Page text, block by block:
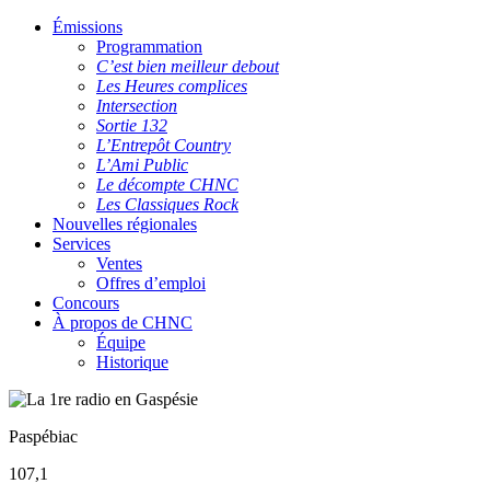
Émissions
Programmation
C’est bien meilleur debout
Les Heures complices
Intersection
Sortie 132
L’Entrepôt Country
L’Ami Public
Le décompte CHNC
Les Classiques Rock
Nouvelles régionales
Services
Ventes
Offres d’emploi
Concours
À propos de CHNC
Équipe
Historique
Paspébiac
107,1